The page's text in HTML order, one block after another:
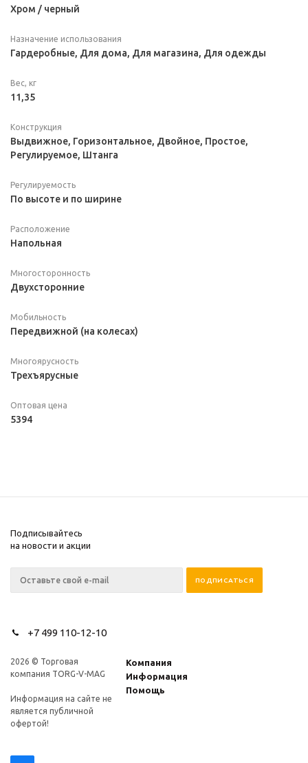
Хром / черный
Назначение использования
Гардеробные, Для дома, Для магазина, Для одежды
Вес, кг
11,35
Конструкция
Выдвижное, Горизонтальное, Двойное, Простое,
Регулируемое, Штанга
Регулируемость
По высоте и по ширине
Расположение
Напольная
Многосторонность
Двухсторонние
Мобильность
Передвижной (на колесах)
Многоярусность
Трехъярусные
Оптовая цена
5394
Подписывайтесь
на новости и акции
+7 499 110-12-10
2026 © Торговая
компания TORG-V-MAG
Информация на сайте не
является публичной
офертой!
Компания
Информация
Помощь